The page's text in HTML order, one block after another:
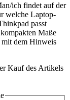
ich findet auf der
welche Laptop-
passt
Maße
mit dem Hinweis
Kauf des Artikels